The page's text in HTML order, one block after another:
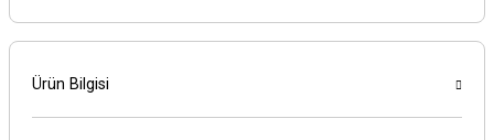
Ürün Bilgisi